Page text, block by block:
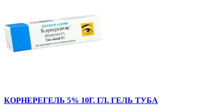
КОРНЕРЕГЕЛЬ 5% 10Г. ГЛ. ГЕЛЬ ТУБА